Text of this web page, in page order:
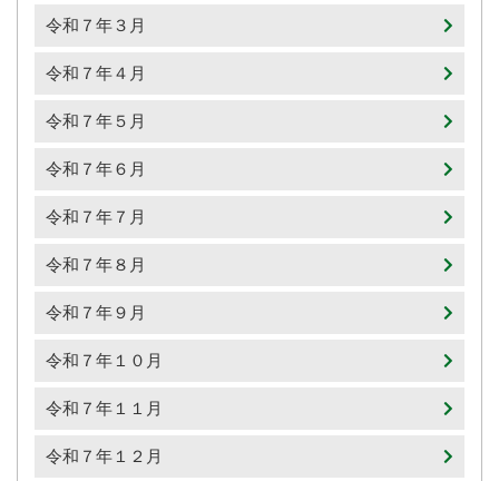
令和７年３月
令和７年４月
令和７年５月
令和７年６月
令和７年７月
令和７年８月
令和７年９月
令和７年１０月
令和７年１１月
令和７年１２月